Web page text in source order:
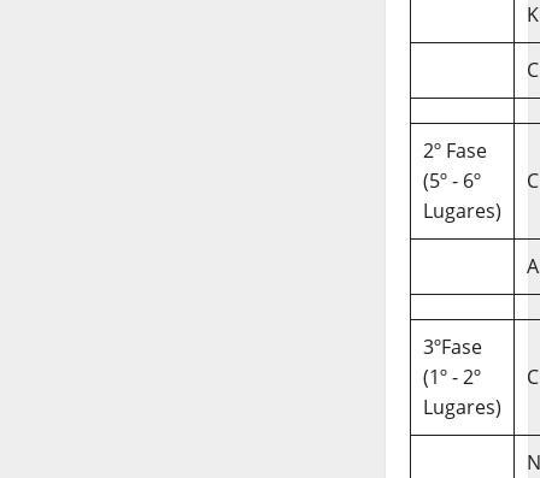
2º Fase
(5º - 6º
Lugares)
3ºFase
(1º - 2º
Lugares)